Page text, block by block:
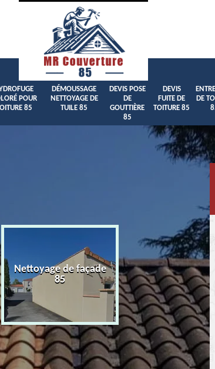
POUR
85
DÉMOUSSAGE
NETTOYAGE DE
TUILE 85
DEVIS POSE
DE
GOUTTIÈRE
85
DEVIS
FUITE DE
TOITURE 85
DE
Nettoyage de façade
85
Devis nettoyage
toiture 85